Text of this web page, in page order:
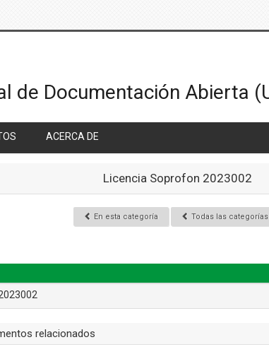
ACERCA DE
Licencia Soprofon 2023002
En esta categoría Todas las categorías
relacionados